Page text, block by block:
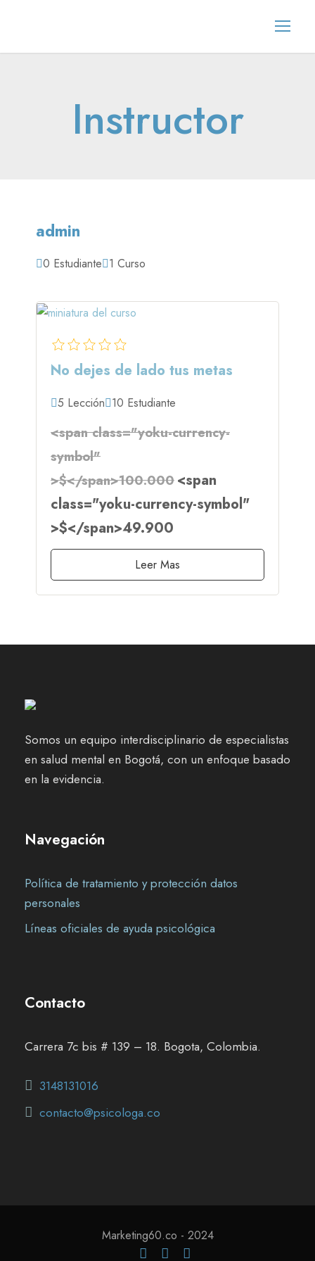
Instructor
admin
0 Estudiante 1 Curso
No dejes de lado tus metas
5 Lección 10 Estudiante
<span class="yoku-currency-
symbol"
>$</span>100.000<span
class="yoku-currency-symbol"
>$</span>49.900
Leer Mas
Somos un equipo interdisciplinario de especialistas
en salud mental en Bogotá, con un enfoque basado
en la evidencia.
Navegación
Política de tratamiento y protección datos
personales
Líneas oficiales de ayuda psicológica
Contacto
Carrera 7c bis # 139 – 18. Bogota, Colombia.
3148131016
contacto@psicologa.co
Marketing60.co - 2024